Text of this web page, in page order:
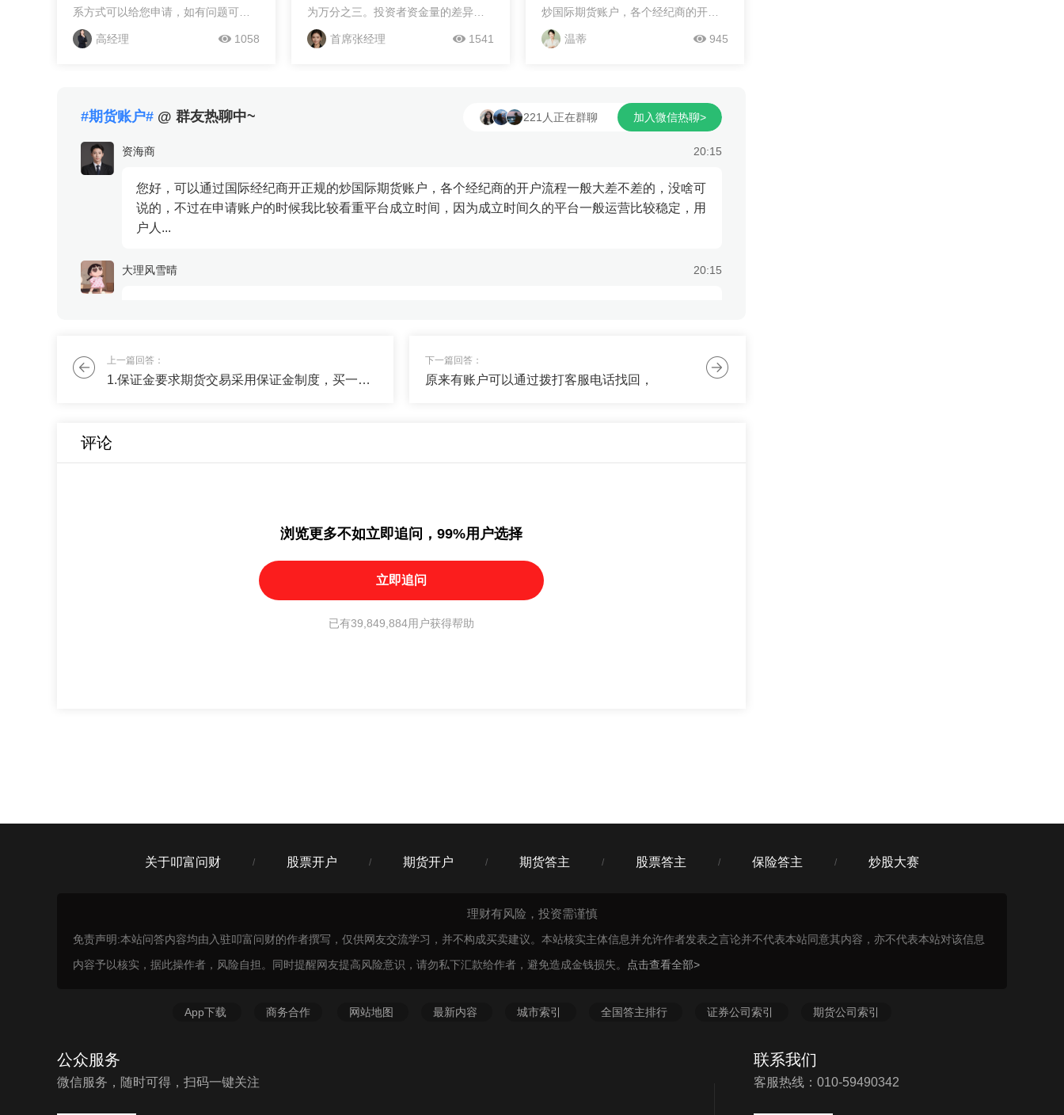
系方式可以给您申请，如有问题可以
详聊
高经理 1058
为万分之三。投资者资金量的差异会
导致佣金的高低有所不同，因此佣金
的设定并非固定不变。寻求佣金调整
首席张经理 1541
炒国际期货账户，各个经纪商的开户
流程一般大差不差的，没啥可说的，
不过在申请账户的时候我比较看重平
温蒂 945
#期货账户# @ 群友热聊中~
资海商 20:15
您好，可以通过国际经纪商开正规的炒国际期货账户，各个经纪商的开户流程一般大差不差的，没啥可
说的，不过在申请账户的时候我比较看重平台成立时间，因为成立时间久的平台一般运营比较稳定，用
户人...
大理风雪晴 20:15
商品期货与证券、债券等投资品相对性不高，适合做资产配置的一部分，用来分散风险赚取稳健收益，
221人正在群聊 加入微信热聊>
上一篇回答：
1.保证金要求期货交易采用保证金制度，买一手鸡蛋期货所需的保证金是根据交易所规定的保证金比例和当前市场价格计算的。具体公式为：**保证金=合约价格×交易单位×保证金比例**以鸡蛋期货为...
下一篇回答：
原来有账户可以通过拨打客服电话找回，
评论
浏览更多不如立即追问，99%用户选择
立即追问
已有39,849,884用户获得帮助
关于叩富问财 / 股票开户 / 期货开户 / 期货答主 / 股票答主 / 保险答主 / 炒股大赛
理财有风险，投资需谨慎
免责声明:本站问答内容均由入驻叩富问财的作者撰写，仅供网友交流学习，并不构成买卖建议。本站核实主体信息并允许作者发表之言论并不代表本站同意其内容，亦不代表本站对该信息
内容予以核实，据此操作者，风险自担。同时提醒网友提高风险意识，请勿私下汇款给作者，避免造成金钱损失。
点击查看全部>
App下载 商务合作 网站地图 最新内容 城市索引 全国答主排行 证券公司索引 期货公司索引
公众服务
微信服务，随时可得，扫码一键关注
联系我们
客服热线：010-59490342